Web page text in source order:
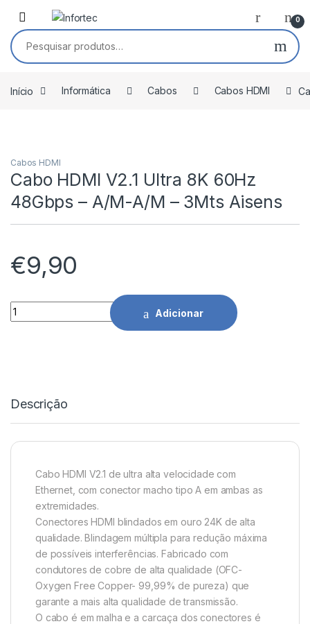
Saltar para navegação
Pular para o conteúdo
0
Pesquisar por:
Início Informática Cabos Cabos HDMI
Cabos HDMI
Cabo HDMI V2.1 Ultra 8K 60Hz
48Gbps – A/M-A/M – 3Mts Aisens
€9,90
Cabo HDMI V2.1 Ultra 8K 60Hz 48Gbps - A/M-A/M - 3Mts
Adicionar
Descrição
Cabo HDMI V2.1 de ultra alta velocidade com
Ethernet, com conector macho tipo A em ambas as
extremidades.
Conectores HDMI blindados em ouro 24K de alta
qualidade. Blindagem múltipla para redução máxima
de possíveis interferências. Fabricado com
condutores de cobre de alta qualidade (OFC-
Oxygen Free Copper- 99,99% de pureza) que
garante a mais alta qualidade de transmissão.
O cabo é em malha e a carcaça dos conectores é